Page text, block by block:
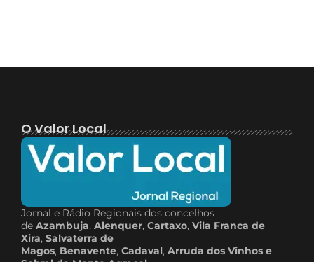
O Valor Local
Jornal e Rádio Regionais dos concelhos
de Azambuja, Alenquer, Cartaxo, Vila Franca de
Xira, Salvaterra de
Magos, Benavente, Cadaval, Arruda dos Vinhos e